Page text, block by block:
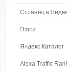
Страниц в
Dmoz
Яндекс Каталог
Alexa Traffic